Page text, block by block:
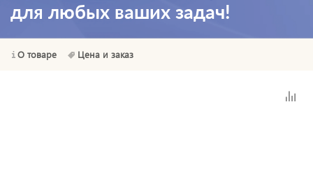
для любых ваших задач!
О товаре Цена и заказ